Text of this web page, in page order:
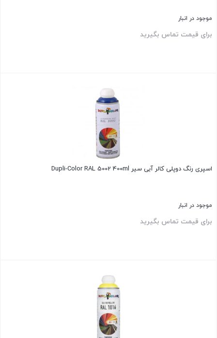
موجود در انبار
برای قیمت تماس بگیرید
اسپری رنگ دوپلی کالر آبی سیر Dupli-Color RAL 5002 400ml
موجود در انبار
برای قیمت تماس بگیرید